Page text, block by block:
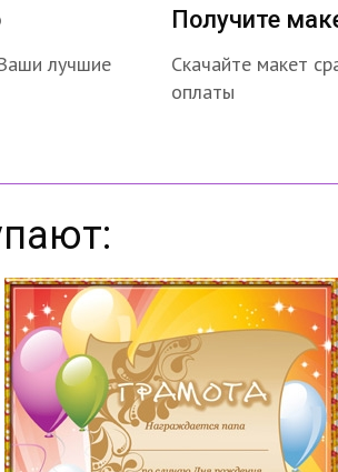
лучшие
Получите
Скачайте макет
оплаты